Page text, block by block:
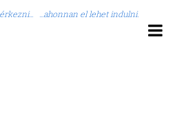
...ahonnan el lehet indulni.